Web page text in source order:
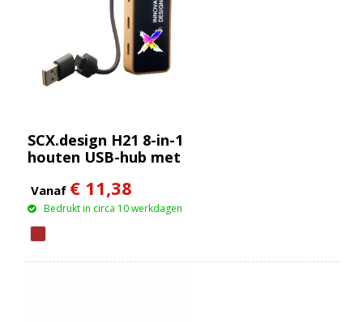
SCX.design H21 8-in-1
houten USB-hub met
poorten
Vanaf € 11,38
Bedrukt in circa 10 werkdagen